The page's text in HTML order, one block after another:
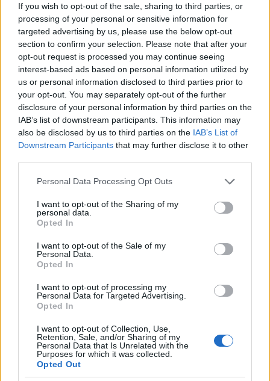
If you wish to opt-out of the sale, sharing to third parties, or
processing of your personal or sensitive information for
targeted advertising by us, please use the below opt-out
section to confirm your selection. Please note that after your
opt-out request is processed you may continue seeing
interest-based ads based on personal information utilized by
us or personal information disclosed to third parties prior to
your opt-out. You may separately opt-out of the further
disclosure of your personal information by third parties on the
IAB’s list of downstream participants. This information may
also be disclosed by us to third parties on the IAB’s List of
Downstream Participants that may further disclose it to other
Please note that this website/app uses one or more Google
not limited to your visit or usage behaviour. You may click to
grant or deny consent to Google and its third-party tags to
use your data for below specified purposes in below Google
consent section.
Personal Data Processing Opt Outs
I want to opt-out of the Sharing of my
personal data.
Opted In
I want to opt-out of the Sale of my
Personal Data.
Opted In
I want to opt-out of processing my
Personal Data for Targeted Advertising.
Opted In
I want to opt-out of Collection, Use,
Retention, Sale, and/or Sharing of my
Personal Data that Is Unrelated with the
Purposes for which it was collected.
Opted Out
Senna és Schumacher ismét az első sorba
kvalifikálták magukat, ebben a sorrendben,
mögöttük Hill és Häkkinen következett.
A rajtnál Schumacher és Häkkinen is előreugrott egy
pozíciót, majd az első kanyarban a finn hátulról
meglökte Sennát. A Williams megpördült, az érkező
Larini pedig nekiütközött, mindketten kiestek. Hill
próbálta megelőzni Häkkinent, de megpördült és
visszaesett a mezőnyben. Később felkapaszkodott a
második helyig, de váltóhiba miatt ki kellett állnia,
csakúgy, mint Häkkinennek. Schumacher könnyedén
nyert Berger és Barrichello előtt.
20 pont, Barrichello 7 pont, Hill 6 pont, Berger 6
pont, Alesi 4 pont.
Május 1. San Marinó-i Nagydíj, Imola
A pénteki edzésen újabb komoly baleset történt:
Barrichello a Variante Bassában lecsúszott az ívről, a
rázókő pedig a pályát övező gumifalba katapultálta
a Jordant. Barrichello elvesztette eszméletét és
lenyelte a nyelvét, csak a gyors orvosi
beavatkozásnak köszönhette az életét. Ezen kívül egy
orrtörés volt a legkomolyabb sérülése, szombat
délután már újra kint volt a pályán, de autóba